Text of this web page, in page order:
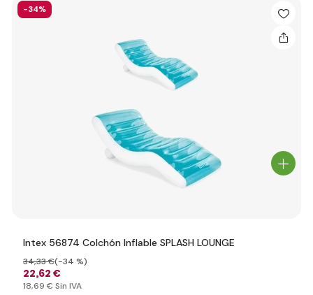
-34%
Intex 56874 Colchón Inflable SPLASH LOUNGE
22,62 €
34,33 €(-34 %)
18,69 € Sin IVA